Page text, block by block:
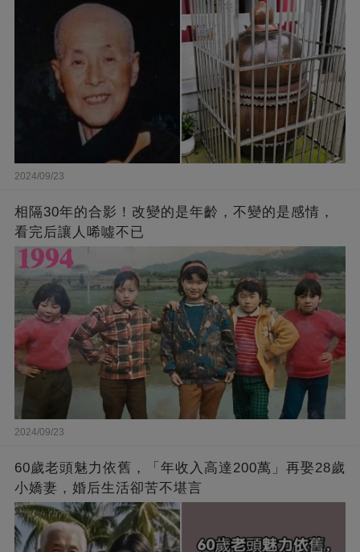
2024/09/23
相隔30年的合影！改變的是年齡，不變的是感情，
看完后讓人唏噓不已
2024/09/23
60歲老頭魅力依舊，「年收入高達200萬」再娶28歲
小嬌妻，婚后生活卻苦不堪言